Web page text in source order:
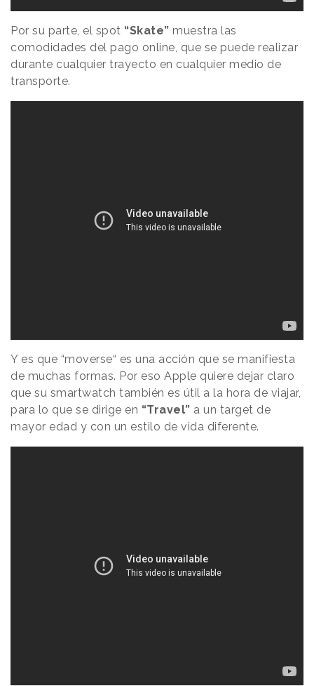
Por su parte, el spot “Skate” muestra las
comodidades del pago online, que se puede realizar
durante cualquier trayecto en cualquier medio de
transporte.
Y es que “moverse“ es una acción que se manifiesta
de muchas formas. Por eso Apple quiere dejar claro
que su smartwatch también es útil a la hora de viajar,
para lo que se dirige en “Travel” a un target de
mayor edad y con un estilo de vida diferente.